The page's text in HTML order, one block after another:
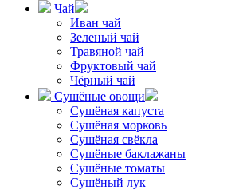
Чай
Иван чай
Зеленый чай
Травяной чай
Фруктовый чай
Чёрный чай
Сушёные овощи
Сушёная капуста
Сушёная морковь
Сушёная свёкла
Сушёные баклажаны
Сушёные томаты
Сушёный лук